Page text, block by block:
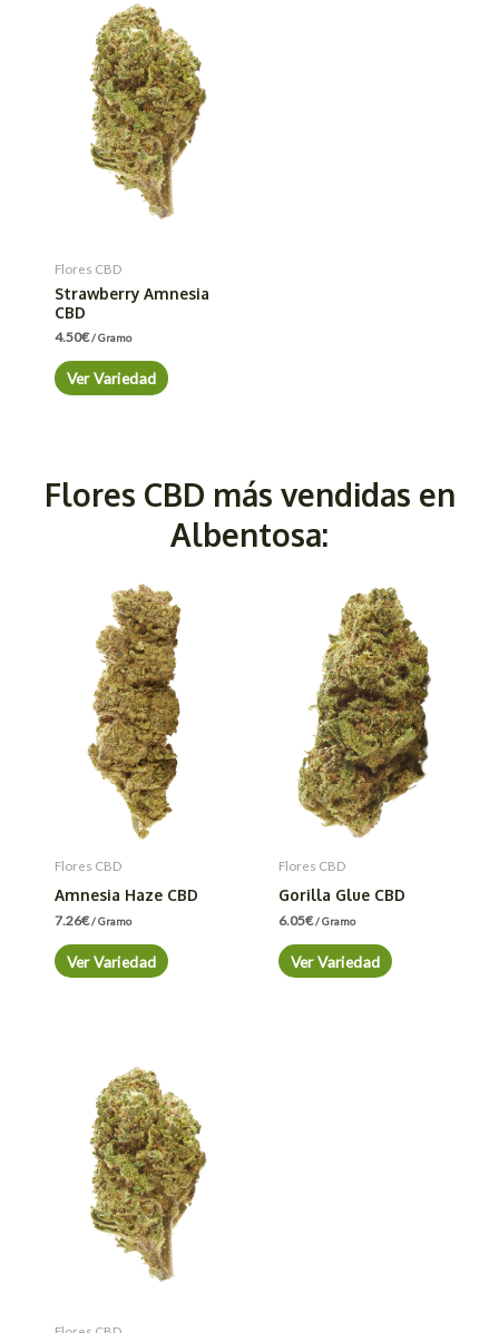
Flores CBD
Strawberry Amnesia
CBD
4.50€/ Gramo
Ver Variedad
Flores CBD más vendidas en
Albentosa:
Flores CBD
Amnesia Haze CBD
7.26€/ Gramo
Ver Variedad
Flores CBD
Gorilla Glue CBD
6.05€/ Gramo
Ver Variedad